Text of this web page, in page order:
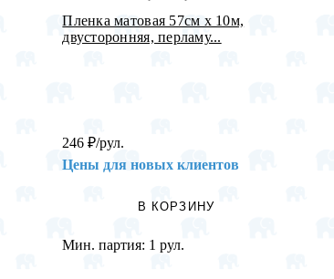
Пленка матовая 57см х 10м,
двусторонняя, перламу...
246₽/рул.
Цены для новых клиентов
В КОРЗИНУ
Мин. партия: 1 рул.